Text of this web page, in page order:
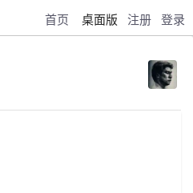
首页 桌面版 注册 登录